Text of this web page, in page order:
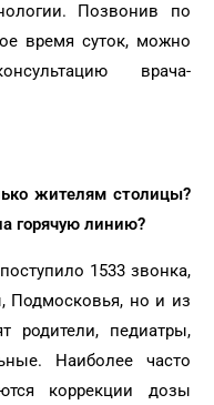
Позвонив по
время суток, можно
врача-
жителям столицы?
горячую линию?
1533 звонка,
Подмосковья, но и из
родители, педиатры,
Наиболее часто
коррекции дозы